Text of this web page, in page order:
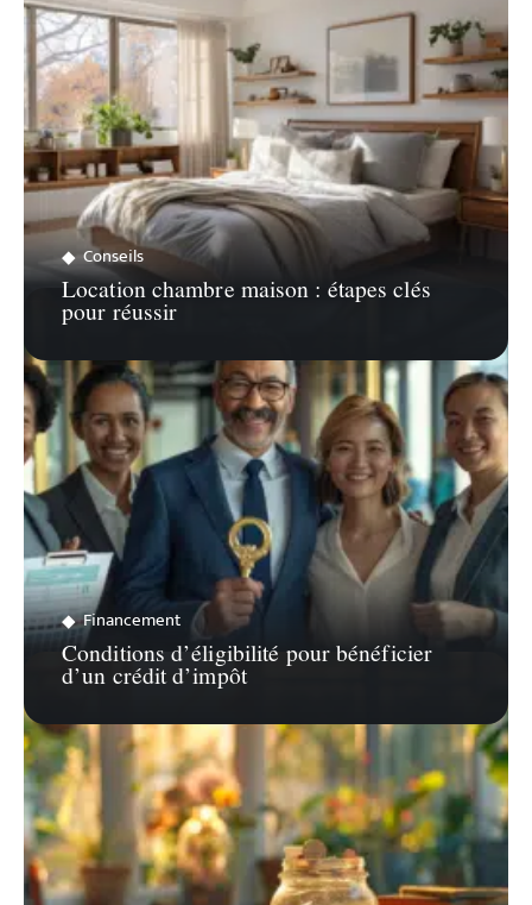
Conseils
Location chambre maison : étapes clés
pour réussir
Financement
Conditions d’éligibilité pour bénéficier
d’un crédit d’impôt